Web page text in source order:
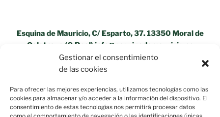
Gestionar el consentimiento
de las cookies
Para ofrecer las mejores experiencias, utilizamos tecnologías como las
cookies para almacenar y/o acceder a la información del dispositivo. El
consentimiento de estas tecnologías nos permitirá procesar datos
Esquina de Mauricio, C/ Esparto, 37. 13350 Moral de
Calatrava (C.Real) info@esquinademauricio.es
«Aviso Legal»